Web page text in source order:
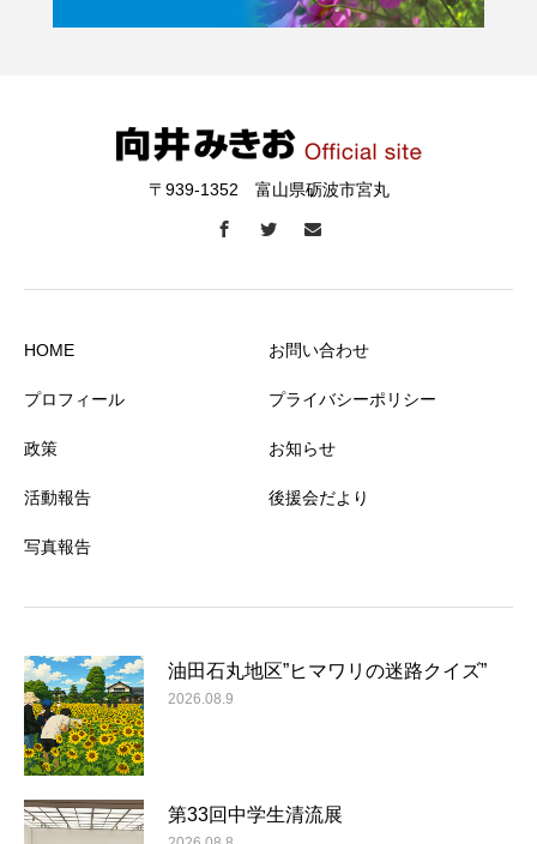
〒939-1352 富山県砺波市宮丸
HOME
プロフィール
政策
活動報告
写真報告
お問い合わせ
プライバシーポリシー
お知らせ
後援会だより
油田石丸地区”ヒマワリの迷路クイズ”
2026.08.9
第33回中学生清流展